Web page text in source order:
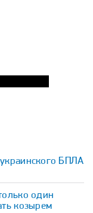
БПЛА
один
козырем